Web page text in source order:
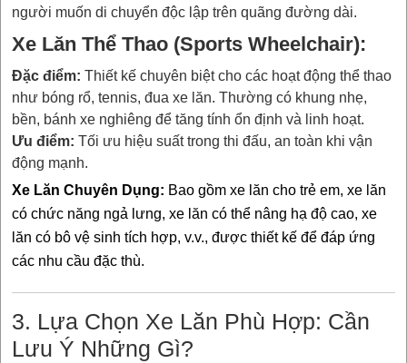
người muốn di chuyển độc lập trên quãng đường dài.
Xe Lăn Thể Thao (Sports Wheelchair):
Đặc điểm: Thiết kế chuyên biệt cho các hoạt động thể thao
như bóng rổ, tennis, đua xe lăn. Thường có khung nhẹ,
bền, bánh xe nghiêng để tăng tính ổn định và linh hoạt.
Ưu điểm: Tối ưu hiệu suất trong thi đấu, an toàn khi vận
động mạnh.
Xe Lăn Chuyên Dụng: Bao gồm xe lăn cho trẻ em, xe lăn
có chức năng ngả lưng, xe lăn có thể nâng hạ độ cao, xe
lăn có bô vệ sinh tích hợp, v.v., được thiết kế để đáp ứng
các nhu cầu đặc thù.
3. Lựa Chọn Xe Lăn Phù Hợp: Cần
Lưu Ý Những Gì?